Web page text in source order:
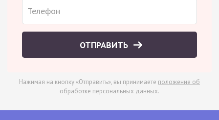
ОТПРАВИТЬ
Нажимая на кнопку «Отправить», вы принимаете положение об
обработке персональных данных.